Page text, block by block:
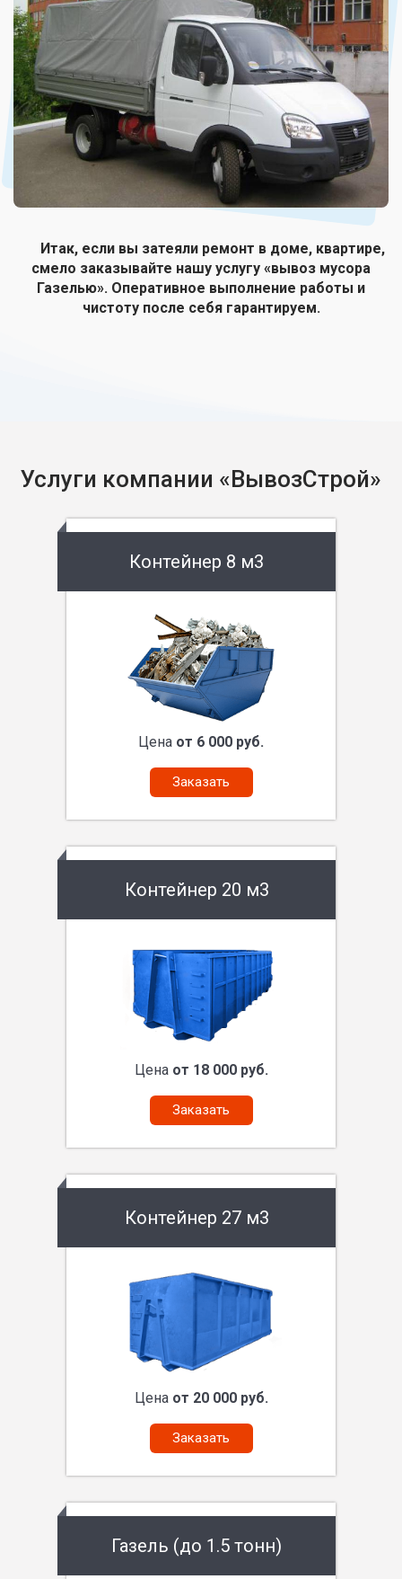
Итак, если вы затеяли ремонт в доме, квартире,
смело заказывайте нашу услугу «вывоз мусора
Газелью». Оперативное выполнение работы и
чистоту после себя гарантируем.
Услуги компании «ВывозСтрой»
Контейнер 8 м3
Цена от 6 000 руб.
Заказать
Контейнер 20 м3
Цена от 18 000 руб.
Заказать
Контейнер 27 м3
Цена от 20 000 руб.
Заказать
Газель (до 1.5 тонн)